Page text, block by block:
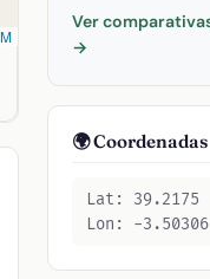
Código postal: 13679.
Ver
→
🌍 Coordenadas
Lat: 39.2175
Lon: -3.50306